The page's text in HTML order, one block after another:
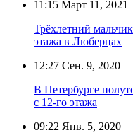
11:15 Март 11, 2021
Трёхлетний
этажа в Люберцах
12:27 Сен. 9, 2020
В Петербурге
с 12-го этажа
09:22 Янв. 5, 2020